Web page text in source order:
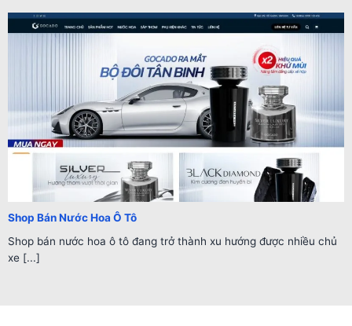
Shop Bán Nước Hoa Ô Tô
Shop bán nước hoa ô tô đang trở thành xu hướng được nhiều chủ
xe [...]